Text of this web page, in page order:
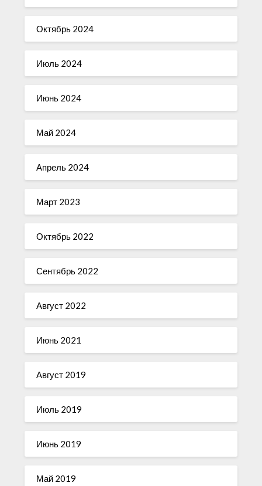
Октябрь 2024
Июль 2024
Июнь 2024
Май 2024
Апрель 2024
Март 2023
Октябрь 2022
Сентябрь 2022
Август 2022
Июнь 2021
Август 2019
Июль 2019
Июнь 2019
Май 2019